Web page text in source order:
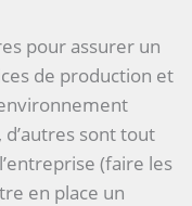
pour assurer un
de production et
sont tout
(faire les
en place un